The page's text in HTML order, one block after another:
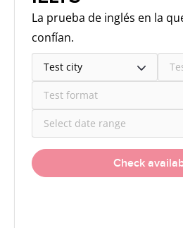
La prueba de inglés en la
confían.
Test city
Test format
Select date range
Check